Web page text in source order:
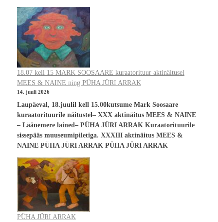
18.07 kell 15 MARK SOOSAARE kuraatorituur aktinäitusel
MEES & NAINE ning PÜHA JÜRI ARRAK
14. juuli 2026
Laupäeval, 18.juulil kell 15.00kutsume Mark Soosaare
kuraatorituurile näitustel– XXX aktinäitus MEES & NAINE
– Läänemere lained– PÜHA JÜRI ARRAK Kuraatorituurile
sissepääs muuseumipiletiga. XXXIII aktinäitus MEES &
NAINE PÜHA JÜRI ARRAK PÜHA JÜRI ARRAK
PÜHA JÜRI ARRAK